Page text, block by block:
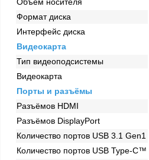
Формат диска
Интерфейс диска
Видеокарта
Тип видеоподсистемы
Видеокарта
Порты и разъёмы
Разъёмов HDMI
Разъёмов DisplayPort
Количество портов USB 3.1 Gen1
Количество портов USB Type-C™